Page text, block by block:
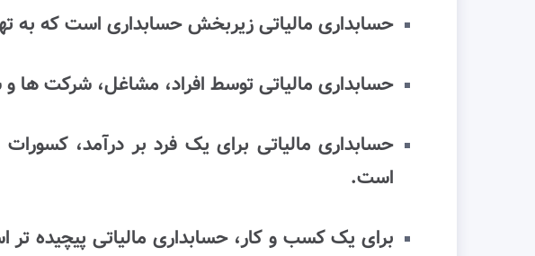
حسابداری مالیاتی زیربخش حسابداری است که به
حسابداری مالیاتی توسط افراد، مشاغل، شرکت ها
حسابداری مالیاتی برای یک فرد بر درآمد،
است.
برای یک کسب و کار، حسابداری مالیاتی پیچیده